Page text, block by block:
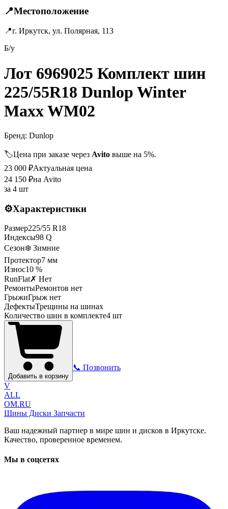
📍Местоположение
📍г. Иркутск, ул. Полярная, 113
Б/у
Лот 6969025 Комплект шин
225/55R18 Dunlop Winter
Maxx WM02
Бренд: Dunlop
🏷️Цена при заказе через Avito выше на 5%.
23 000 ₽Актуальная цена
24 150 ₽на Avito
за 4 шт
⚙️Характеристики
Размер225/55 R18
Индексы98 Q
Сезон❄️ Зимние
Протектор7 мм
Износ10 %
RunFlat✗ Нет
РемонтыРемонтов нет
ГрыжиГрыж нет
ДефектыТрещины на шинах
Количество шин в комплекте4 шт
Добавить в корзину
📞 Позвонить
V
ALL
OM.RU
Шины Диски Запчасти
Ваш надежный партнер в мире шин и дисков в Иркутске.
Качество, проверенное временем.
Мы в соцсетях